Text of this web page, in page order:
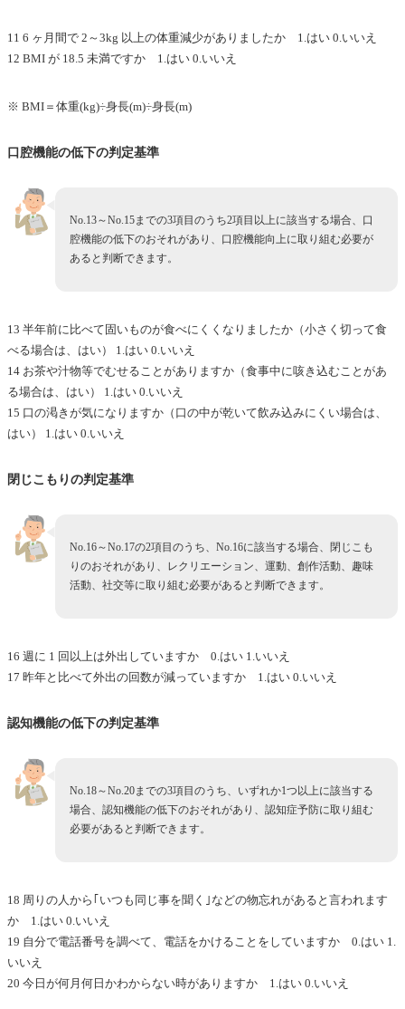
11 6 ヶ月間で 2～3kg 以上の体重減少がありましたか 1.はい 0.いいえ
12 BMI が 18.5 未満ですか 1.はい 0.いいえ
※ BMI＝体重(kg)÷身長(m)÷身長(m)
口腔機能の低下の判定基準
No.13～No.15までの3項目のうち2項目以上に該当する場合、口
腔機能の低下のおそれがあり、口腔機能向上に取り組む必要が
あると判断できます。
13 半年前に比べて固いものが食べにくくなりましたか（小さく切って食
べる場合は、はい） 1.はい 0.いいえ
14 お茶や汁物等でむせることがありますか（食事中に咳き込むことがあ
る場合は、はい） 1.はい 0.いいえ
15 口の渇きが気になりますか（口の中が乾いて飲み込みにくい場合は、
はい） 1.はい 0.いいえ
閉じこもりの判定基準
No.16～No.17の2項目のうち、No.16に該当する場合、閉じこも
りのおそれがあり、レクリエーション、運動、創作活動、趣味
活動、社交等に取り組む必要があると判断できます。
16 週に 1 回以上は外出していますか 0.はい 1.いいえ
17 昨年と比べて外出の回数が減っていますか 1.はい 0.いいえ
認知機能の低下の判定基準
No.18～No.20までの3項目のうち、いずれか1つ以上に該当する
場合、認知機能の低下のおそれがあり、認知症予防に取り組む
必要があると判断できます。
18 周りの人から｢いつも同じ事を聞く｣などの物忘れがあると言われます
か 1.はい 0.いいえ
19 自分で電話番号を調べて、電話をかけることをしていますか 0.はい 1.
いいえ
20 今日が何月何日かわからない時がありますか 1.はい 0.いいえ